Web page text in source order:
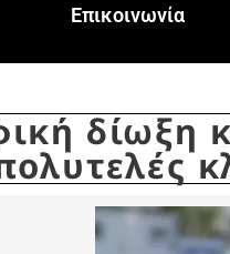
Eπικοινωνία
δίωξη